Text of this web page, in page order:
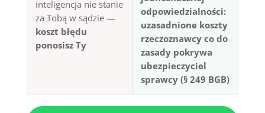
inteligencja nie stanie
za Tobą w sądzie —
koszt błędu
ponosisz Ty
odpowiedzialności:
uzasadnione koszty
rzeczoznawcy co do
zasady pokrywa
ubezpieczyciel
sprawcy (§ 249 BGB)